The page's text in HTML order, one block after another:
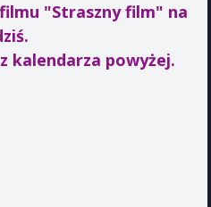
"Straszny film" na
kalendarza powyżej.